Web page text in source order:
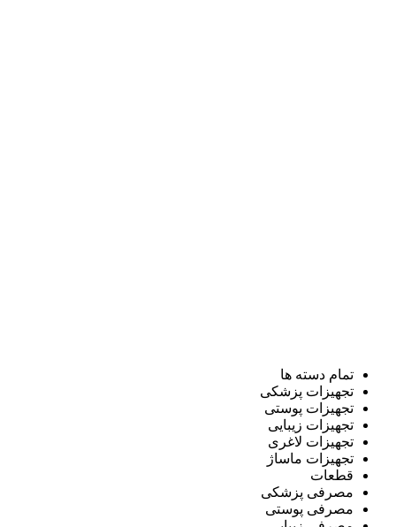
تمام دسته ها
تجهیزات پزشکی
تجهیزات پوستی
تجهیزات زیبایی
تجهیزات لاغری
تجهیزات ماساژ
قطعات
مصرفی پزشکی
مصرفی پوستی